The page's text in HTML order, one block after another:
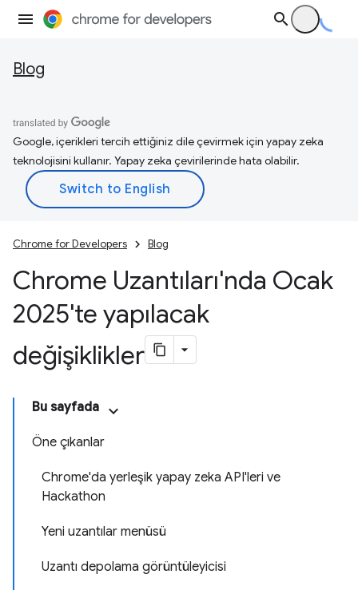
Blog
Google, içerikleri tercih ettiğiniz dile çevirmek için yapay zeka
teknolojisini kullanır. Yapay zeka çevirilerinde hata olabilir.
Chrome for Developers Blog
Chrome Uzantıları'nda Ocak
2025'te yapılacak
değişiklikler
Bu sayfada
Öne çıkanlar
Chrome'da yerleşik yapay zeka API'leri ve
Hackathon
Yeni uzantılar menüsü
Uzantı depolama görüntüleyicisi